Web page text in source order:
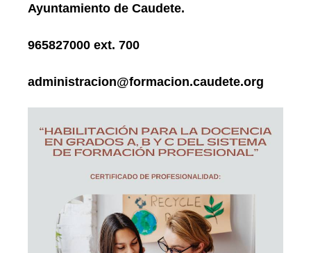
Ayuntamiento de Caudete.
965827000 ext. 700
administracion@formacion.caudete.org